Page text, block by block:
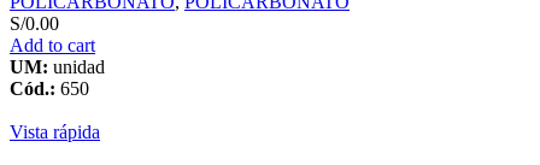
S/0.00
Add to cart
UM: unidad
Cód.: 650
Vista rápida